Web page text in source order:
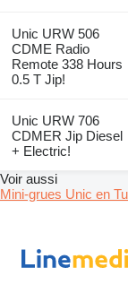
Unic URW 506
CDME Radio
Remote 338 Hours
0.5 T Jip!
Unic URW 706
CDMER Jip Diesel
+ Electric!
Voir aussi
Mini-grues Unic en